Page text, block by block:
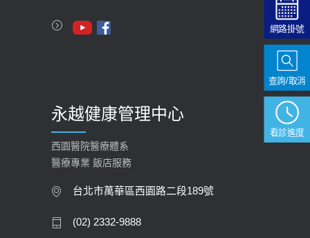
永越健康管理中心
西園醫院醫療體系
醫療專業 飯店服務
台北市萬華區西園路二段189號
(02) 2332-9888
網路掛號
看診進度
查詢/取消